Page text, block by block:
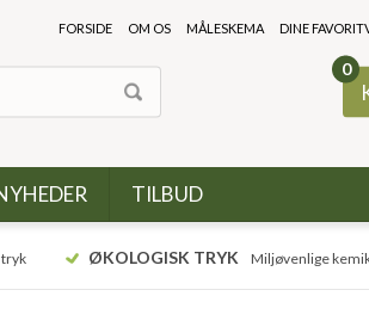
0
FORSIDE OM OS MÅLESKEMA DINE
TILBUD
ØKOLOGISK TRYK Miljøvenlige